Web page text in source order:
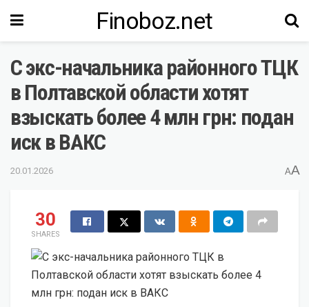
Finoboz.net
С экс-начальника районного ТЦК
в Полтавской области хотят
взыскать более 4 млн грн: подан
иск в ВАКС
20.01.2026 AA
30
SHARES